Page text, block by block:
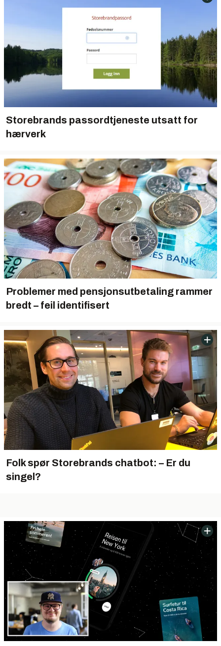
Storebrands passordtjeneste utsatt for
hærverk
Problemer med pensjonsutbetaling rammer
bredt – feil identifisert
Folk spør Storebrands chatbot: – Er du
singel?